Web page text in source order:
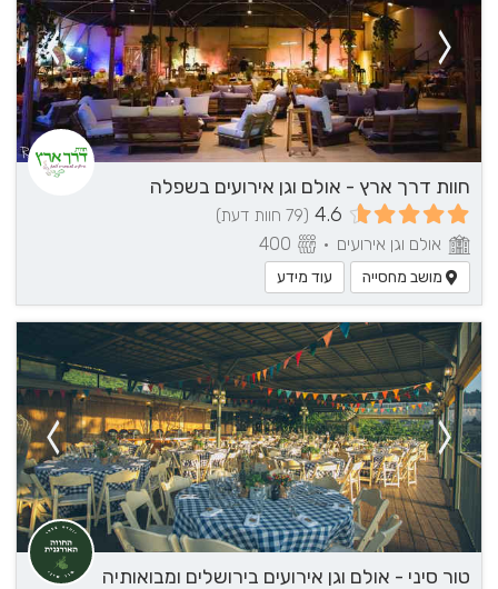
חוות דרך ארץ - אולם וגן אירועים בשפלה
4.6 (79 חוות דעת)
אולם וגן אירועים •
מושב מחסייה עוד מידע
טור סיני - אולם וגן אירועים בירושלים ומבואותיה